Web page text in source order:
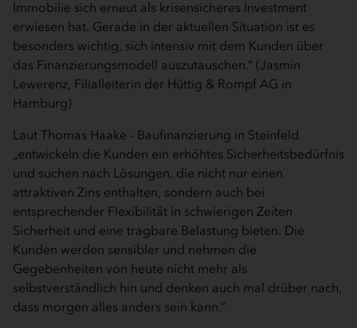
Immobilie sich erneut als krisensicheres Investment
erwiesen hat. Gerade in der aktuellen Situation ist es
besonders wichtig, sich intensiv mit dem Kunden über
das Finanzierungsmodell auszutauschen.“ (Jasmin
Lewerenz, Filialleiterin der Hüttig & Rompf AG in
Hamburg)
Laut Thomas Haake - Baufinanzierung in Steinfeld
„entwickeln die Kunden ein erhöhtes Sicherheitsbedürfnis
und suchen nach Lösungen, die nicht nur einen
attraktiven Zins enthalten, sondern auch bei
entsprechender Flexibilität in schwierigen Zeiten
Sicherheit und eine tragbare Belastung bieten. Die
Kunden werden sensibler und nehmen die
Gegebenheiten von heute nicht mehr als
selbstverständlich hin und denken auch mal drüber nach,
dass morgen alles anders sein kann.“